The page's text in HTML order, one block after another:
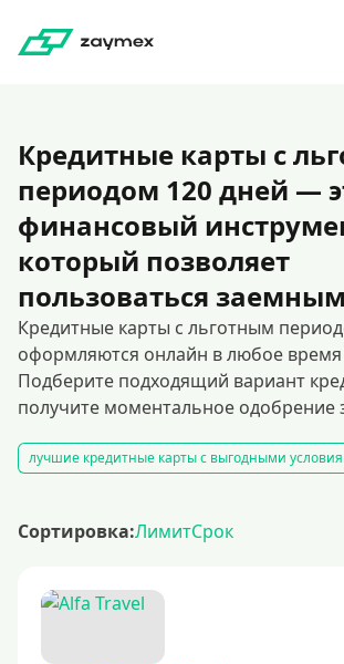
Кредитные карты с
периодом 120 дней —
финансовый
который позволяет
пользоваться
Кредитные карты с льготным
оформляются онлайн в любое время
Подберите подходящий вариант
получите моментальное одобрение
лучшие кредитные карты с выгодными
Сортировка:ЛимитСрок